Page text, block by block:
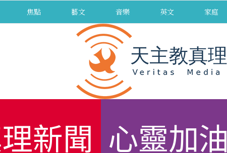
焦點 藝文 音樂 英文 家庭
新聞 心靈加油